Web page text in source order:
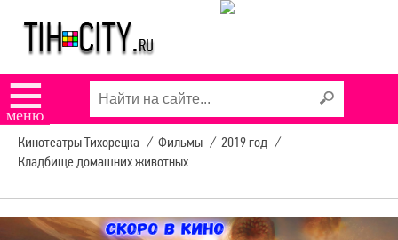
☰
меню
Кинотеатры Тихорецка / Фильмы / 2019 год /
Кладбище домашних животных